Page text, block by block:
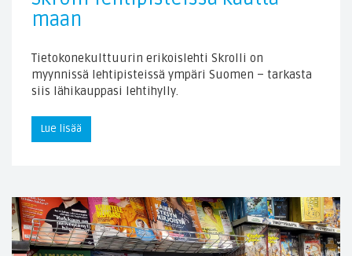
maan
Tietokonekulttuurin erikoislehti Skrolli on
myynnissä lehtipisteissä ympäri Suomen – tarkasta
siis lähikauppasi lehtihylly.
Lue lisää